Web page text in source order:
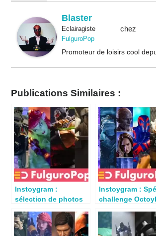
Blaster
Eclairagistechez
FulguroPop
Promoteur de loisirs cool
Publications Similaires :
Instoygram :
sélection de photos
2023
Instoygram :
challenge